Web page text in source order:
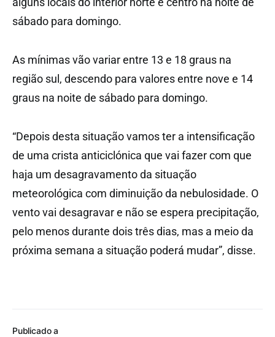
Publicado a
sábado para domingo.
As mínimas vão variar entre 13 e 18 graus na
região sul, descendo para valores entre nove e 14
graus na noite de sábado para domingo.
“Depois desta situação vamos ter a intensificação
de uma crista anticiclónica que vai fazer com que
haja um desagravamento da situação
meteorológica com diminuição da nebulosidade. O
vento vai desagravar e não se espera precipitação,
pelo menos durante dois três dias, mas a meio da
próxima semana a situação poderá mudar”, disse.